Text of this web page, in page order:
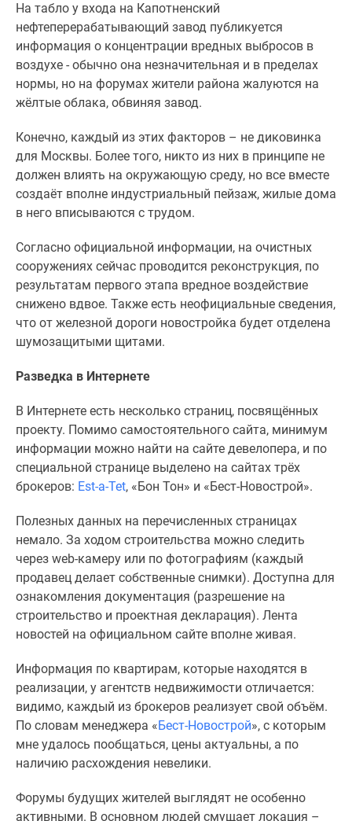
На табло у входа на Капотненский
нефтеперерабатывающий завод публикуется
информация о концентрации вредных выбросов в
воздухе - обычно она незначительная и в пределах
нормы, но на форумах жители района жалуются на
жёлтые облака, обвиняя завод.
Конечно, каждый из этих факторов – не диковинка
для Москвы. Более того, никто из них в принципе не
должен влиять на окружающую среду, но все вместе
создаёт вполне индустриальный пейзаж, жилые дома
в него вписываются с трудом.
Согласно официальной информации, на очистных
сооружениях сейчас проводится реконструкция, по
результатам первого этапа вредное воздействие
снижено вдвое. Также есть неофициальные сведения,
что от железной дороги новостройка будет отделена
шумозащитыми щитами.
Разведка в Интернете
В Интернете есть несколько страниц, посвящённых
проекту. Помимо самостоятельного сайта, минимум
информации можно найти на сайте девелопера, и по
специальной странице выделено на сайтах трёх
брокеров: Est-a-Tet, «Бон Тон» и «Бест-Новострой».
Полезных данных на перечисленных страницах
немало. За ходом строительства можно следить
через web-камеру или по фотографиям (каждый
продавец делает собственные снимки). Доступна для
ознакомления документация (разрешение на
строительство и проектная декларация). Лента
новостей на официальном сайте вполне живая.
Информация по квартирам, которые находятся в
реализации, у агентств недвижимости отличается:
видимо, каждый из брокеров реализует свой объём.
По словам менеджера «Бест-Новострой», с которым
мне удалось пообщаться, цены актуальны, а по
наличию расхождения невелики.
Форумы будущих жителей выглядят не особенно
активными. В основном людей смущает локация –